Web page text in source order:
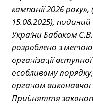
кампанії 2026
15.08.2025),
України Бабаком
розроблено з метою
організації
особливому
органом виконавчої
Прийняття